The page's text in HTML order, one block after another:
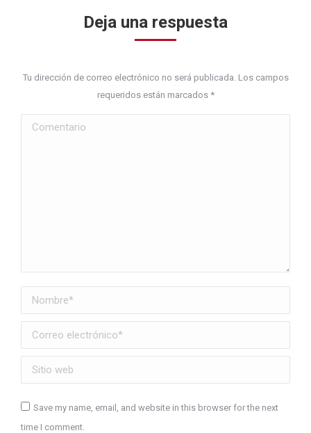
Deja una respuesta
Tu dirección de correo electrónico no será publicada. Los campos
requeridos están marcados *
Comentario
Nombre *
Correo electrónico *
Sitio web
Save my name, email, and website in this browser for the next
time I comment.